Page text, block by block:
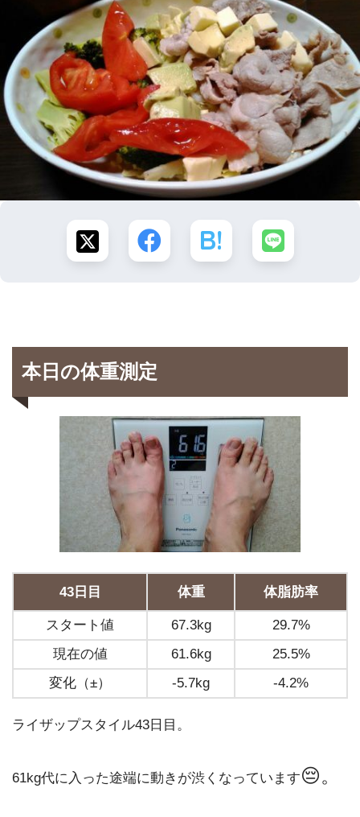
本日の体重測定
43日目 体重 体脂肪率
スタート値 67.3kg
29.7%
現在の値
61.6kg
25.5%
変化（±）
-5.7kg -4.2%
ライザップスタイル43日目。
61kg代に入った途端に動きが渋くなっています😔。